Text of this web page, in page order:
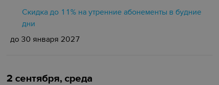
Скидка до 11% на утренние абонементы в будние
дни
до 30 января 2027
2 сентября, среда